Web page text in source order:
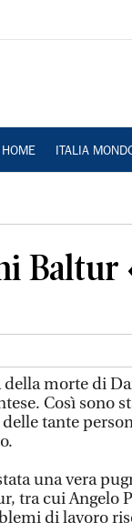
HOME ITALIA
Baltur
della morte di
Così sono
tante
una vera
tra cui Angelo
di lavoro